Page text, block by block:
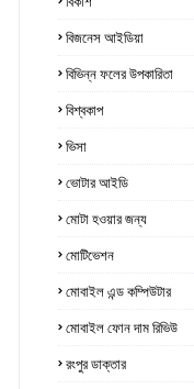
বিজনেস আইডিয়া
বিভিন্ন ফলের উপকারিতা
বিশ্বকাপ
ভিসা
ভোটার আইডি
মোটা হওয়ার জন্য
মোটিভেশন
মোবাইল এন্ড কম্পিউটার
মোবাইল ফোন দাম রিভিউ
রংপুর ডাক্তার